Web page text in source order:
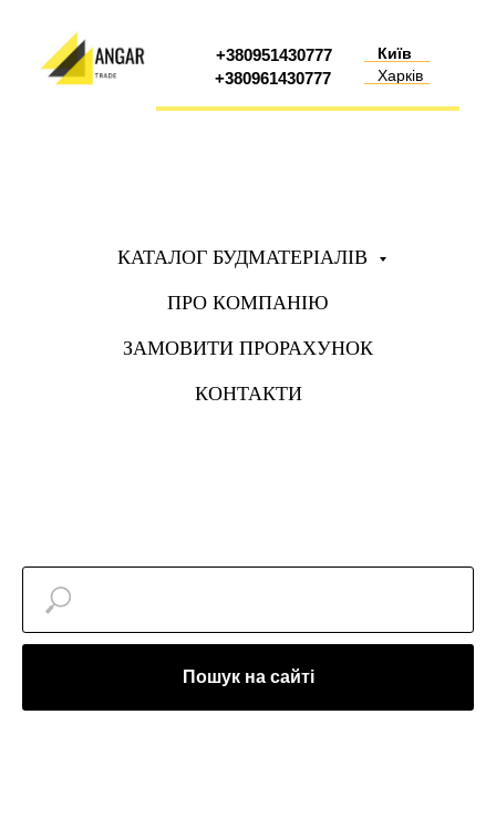
+380961430777
+380951430777
Київ
Харків
КАТАЛОГ БУДМАТЕРІАЛІВ
ПРО КОМПАНІЮ
ЗАМОВИТИ ПРОРАХУНОК
КОНТАКТИ
Пошук на сайті